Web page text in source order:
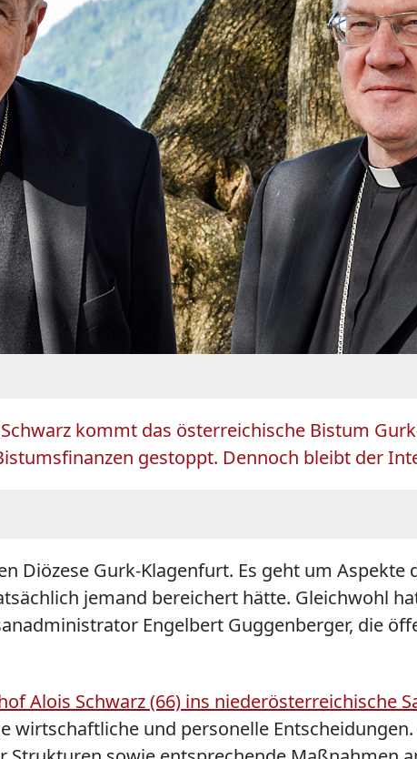
kommt das österreichische Bistum
gestoppt. Dennoch bleibt der
Diözese Gurk-Klagenfurt. Es geht um Aspekte
jemand bereichert hätte. Gleichwohl
Engelbert Guggenberger, die
Alois Schwarz (66) ins niederösterreichische
wirtschaftliche und personelle